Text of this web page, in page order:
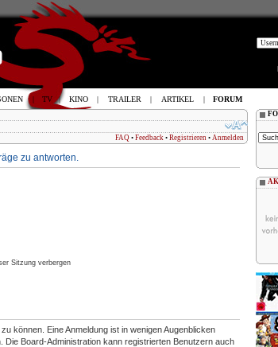
FAQ • Feedback • Registrieren • Anmelden
zu antworten.
Sitzung verbergen
können. Eine Anmeldung ist in wenigen Augenblicken
Board-Administration kann registrierten Benutzern auch
| TV | KINO | TRAILER | ARTIKEL | FORUM